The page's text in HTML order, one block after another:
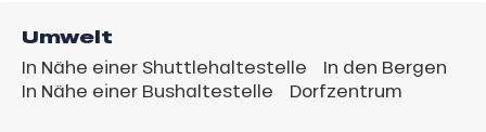
Umwelt
In Nähe einer Shuttlehaltestelle
In den Bergen
In Nähe einer Bushaltestelle
Dorfzentrum